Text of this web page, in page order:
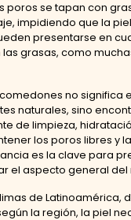
poros se tapan con
impidiendo que la
presentarse en
las grasas, como
no significa
naturales, sino
de limpieza,
los poros libres y
es la clave para
el aspecto general del
de Latinoamérica,
la región, la piel